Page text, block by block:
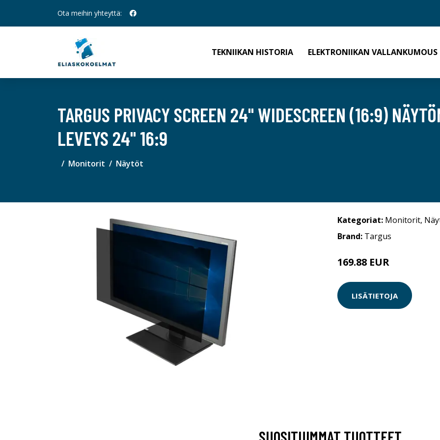
Ota meihin yhteyttä:
TEKNIIKAN HISTORIA ELEKTRONIIKAN VALLANKUMOUS
TARGUS PRIVACY SCREEN 24" WIDESCREEN (16:9)
LEVEYS 24" 16:9
Monitorit Näytöt
Kategoriat: Monitorit,
Brand: Targus
169.88 EUR
LISÄTIETOJA